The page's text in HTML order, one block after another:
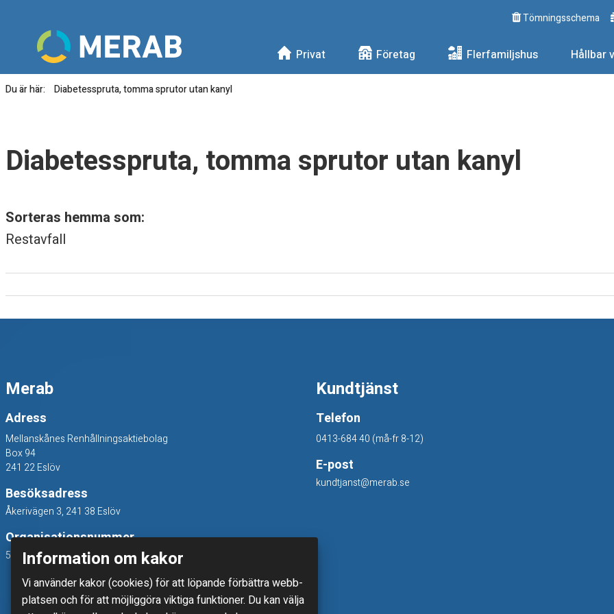
Tömningsschema
Mellanskånes Renhållnings AB
Privat Företag Flerfamiljshus Hållbar
Du är här: Diabetesspruta, tomma sprutor utan kanyl
a
b
e
t
e
p
r
u
t
a
Diabetesspruta, tomma sprutor utan kanyl
Sorteras hemma som:
Restavfall
Merab
Adress
Mellanskånes Renhållningsaktiebolag
Box 94
241 22 Eslöv
Besöksadress
Åkerivägen 3, 241 38 Eslöv
Organisationsnummer
556214-7800
Kundtjänst
Telefon
0413-684 40 (må-fr 8-12)
E-post
kundtjanst@merab.se
Information om kakor
Vi använder kakor (cookies) för att löpande förbättra webb­
platsen och för att möjlig­göra viktiga funktioner. Du kan välja